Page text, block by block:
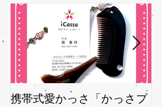
携帯式愛かっさ「かっさプ